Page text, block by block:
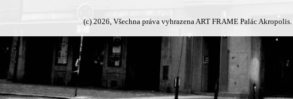
(c) 2026, Všechna práva vyhrazena ART FRAME Palác Akropolis.